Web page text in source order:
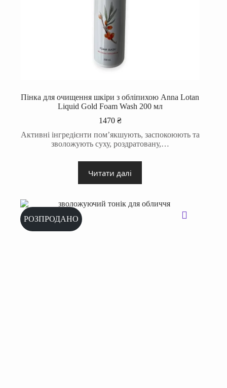
Пінка для очищення шкіри з обліпихою Anna Lotan
Liquid Gold Foam Wash 200 мл
1470 ₴
Активні інгредієнти пом’якшують, заспокоюють та
зволожують суху, роздратовану,…
Читати далі
РОЗПРОДАНО